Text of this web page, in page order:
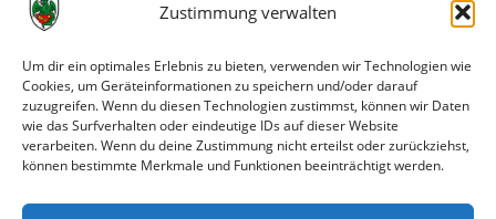
Zustimmung verwalten
Um dir ein optimales Erlebnis zu bieten, verwenden wir Technologien wie
Cookies, um Geräteinformationen zu speichern und/oder darauf
zuzugreifen. Wenn du diesen Technologien zustimmst, können wir Daten
wie das Surfverhalten oder eindeutige IDs auf dieser Website
verarbeiten. Wenn du deine Zustimmung nicht erteilst oder zurückziehst,
können bestimmte Merkmale und Funktionen beeinträchtigt werden.
Wormatia Worms
4:0
Oberliga Rheinland-Pfalz/Saar
08.08.2026 14:00 Uhr
Spielinfo